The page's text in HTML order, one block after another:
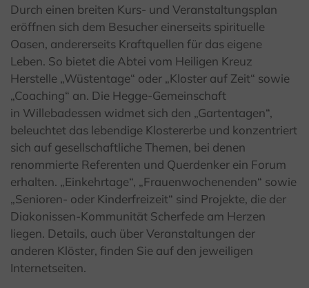
Durch einen breiten Kurs- und Veranstaltungsplan
eröffnen sich dem Besucher einerseits spirituelle
Oasen, andererseits Kraftquellen für das eigene
Leben. So bietet die Abtei vom Heiligen Kreuz
Herstelle „Wüstentage“ oder „Kloster auf Zeit“ sowie
„Coaching“ an. Die Hegge-Gemeinschaft
in Willebadessen widmet sich den „Gartentagen“,
beleuchtet das lebendige Klostererbe und konzentriert
sich auf gesellschaftliche Themen, bei denen
renommierte Referenten und Querdenker ein Forum
erhalten. „Einkehrtage“, „Frauenwochenenden“ sowie
„Senioren- oder Kinderfreizeit“ sind Projekte, die der
Diakonissen-Kommunität Scherfede am Herzen
liegen. Details, auch über Veranstaltungen der
anderen Klöster, finden Sie auf den jeweiligen
Internetseiten.